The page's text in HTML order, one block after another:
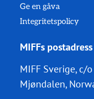
Ge en gåva
Integritetspolicy
MIFFs postadress
MIFF Sverige, c/
Mjøndalen,